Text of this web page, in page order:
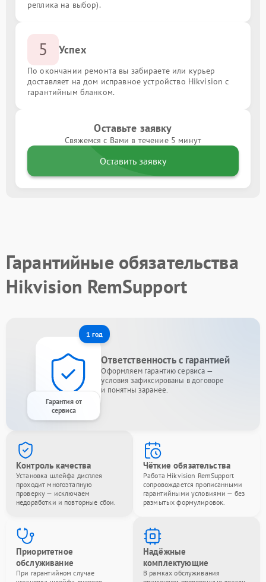
реплика на выбор).
5 Успех
По окончании ремонта вы забираете или курьер
доставляет на дом исправное устройство Hikvision с
гарантийным бланком.
Оставьте заявку
Свяжемся с Вами в течение 5 минут
Оставить заявку
Гарантийные обязательства
Hikvision RemSupport
1 год
Гарантия от
сервиса
Ответственность с гарантией
Оформляем гарантию сервиса —
условия зафиксированы в договоре
и понятны заранее.
Контроль качества
Установка шлейфа дисплея
проходит многоэтапную
проверку — исключаем
недоработки и повторные сбои.
Чёткие обязательства
Работа Hikvision RemSupport
сопровождается прописанными
гарантийными условиями — без
размытых формулировок.
Приоритетное
обслуживание
При гарантийном случае
Надёжные
комплектующие
В рамках обслуживания